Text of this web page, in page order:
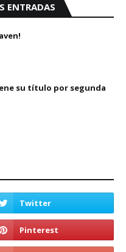
ENTRADAS
su título por segunda